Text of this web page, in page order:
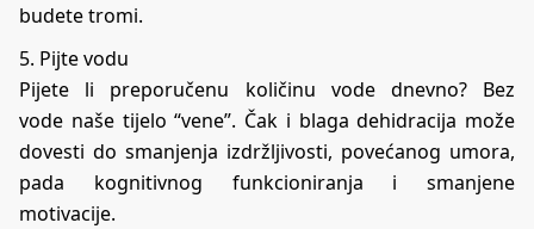
budete tromi.
5. Pijte vodu
Pijete li preporučenu količinu vode dnevno? Bez
vode naše tijelo “vene”. Čak i blaga dehidracija može
dovesti do smanjenja izdržljivosti, povećanog umora,
pada kognitivnog funkcioniranja i smanjene
motivacije.